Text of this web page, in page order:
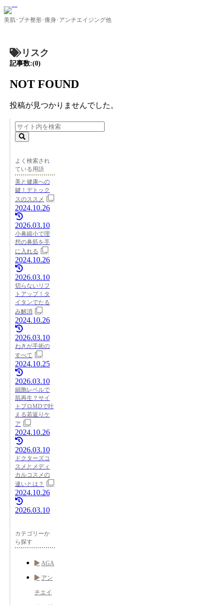
美肌･プチ整形･痩身･アンチエイジング他
リスク
記事数:(0)
NOT FOUND
投稿が見つかりませんでした。
よく検索され
ている用語
美と健康への
鍵！デトック
スのススメ
2024.10.26
2026.03.10
小鼻縮小で理
想の鼻筋を手
に入れる
2024.10.26
2026.03.10
切らないリフ
トアップ！タ
イタンでたる
み解消
2024.10.26
2026.03.10
わきが手術の
すべて
2024.10.25
2026.03.10
細胞レベルで
肌再生？サイ
トプロMDで叶
える若返りケ
ア
2024.10.26
2026.03.10
ドクターズコ
スメとメディ
カルコスメの
違いとは？
2024.10.26
2026.03.10
カテゴリーか
ら探す
AGA
アン
チエイ